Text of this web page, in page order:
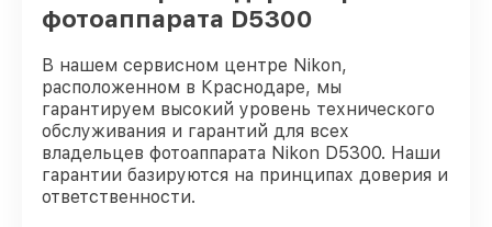
фотоаппарата D5300
В нашем сервисном центре Nikon,
расположенном в Краснодаре, мы
гарантируем высокий уровень технического
обслуживания и гарантий для всех
владельцев фотоаппарата Nikon D5300. Наши
гарантии базируются на принципах доверия и
ответственности.